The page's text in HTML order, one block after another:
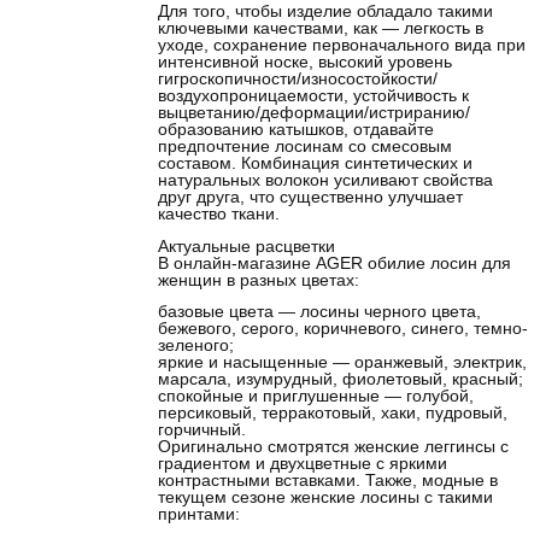
Для того, чтобы изделие обладало такими
ключевыми качествами, как — легкость в
уходе, сохранение первоначального вида при
интенсивной носке, высокий уровень
гигроскопичности/износостойкости/
воздухопроницаемости, устойчивость к
выцветанию/деформации/истриранию/
образованию катышков, отдавайте
предпочтение лосинам со смесовым
составом. Комбинация синтетических и
натуральных волокон усиливают свойства
друг друга, что существенно улучшает
качество ткани.
Актуальные расцветки
В онлайн-магазине AGER обилие лосин для
женщин в разных цветах:
базовые цвета — лосины черного цвета
бежевого, серого, коричневого, синего, темно-
зеленого;
яркие и насыщенные — оранжевый, электрик,
марсала, изумрудный, фиолетовый, красный;
спокойные и приглушенные — голубой,
персиковый, терракотовый, хаки, пудровый,
горчичный.
Оригинально смотрятся женские леггинсы с
градиентом и двухцветные с яркими
контрастными вставками. Также, модные в
текущем сезоне женские лосины с такими
принтами: